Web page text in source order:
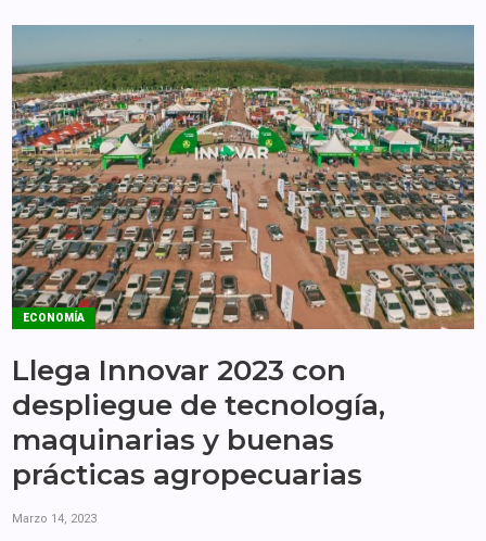
ECONOMÍA
Llega Innovar 2023 con
despliegue de tecnología,
maquinarias y buenas
prácticas agropecuarias
Marzo 14, 2023